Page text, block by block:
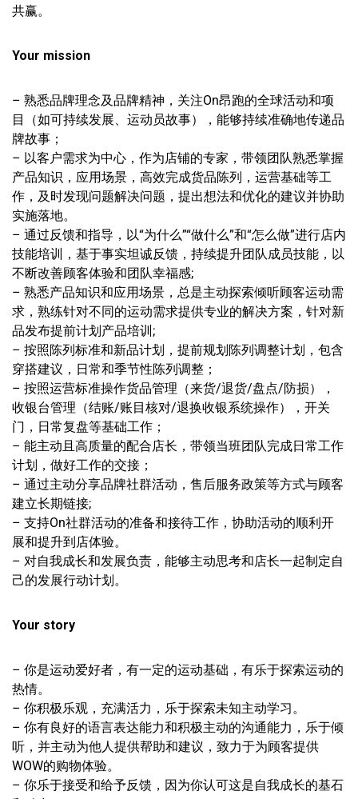
共赢。
Your mission
– 熟悉品牌理念及品牌精神，关注On昂跑的全球活动和项
目（如可持续发展、运动员故事），能够持续准确地传递品
牌故事；
– 以客户需求为中心，作为店铺的专家，带领团队熟悉掌握
产品知识，应用场景，高效完成货品陈列，运营基础等工
作，及时发现问题解决问题，提出想法和优化的建议并协助
实施落地。
– 通过反馈和指导，以“为什么”“做什么”和“怎么做”进行店内
技能培训，基于事实坦诚反馈，持续提升团队成员技能，以
不断改善顾客体验和团队幸福感;
– 熟悉产品知识和应用场景，总是主动探索倾听顾客运动需
求，熟练针对不同的运动需求提供专业的解决方案，针对新
品发布提前计划产品培训;
– 按照陈列标准和新品计划，提前规划陈列调整计划，包含
穿搭建议，日常和季节性陈列调整；
– 按照运营标准操作货品管理（来货/退货/盘点/防损），
收银台管理（结账/账目核对/退换收银系统操作），开关
门，日常复盘等基础工作；
– 能主动且高质量的配合店长，带领当班团队完成日常工作
计划，做好工作的交接；
– 通过主动分享品牌社群活动，售后服务政策等方式与顾客
建立长期链接;
– 支持On社群活动的准备和接待工作，协助活动的顺利开
展和提升到店体验。
– 对自我成长和发展负责，能够主动思考和店长一起制定自
己的发展行动计划。
Your story
– 你是运动爱好者，有一定的运动基础，有乐于探索运动的
热情。
– 你积极乐观，充满活力，乐于探索未知主动学习。
– 你有良好的语言表达能力和积极主动的沟通能力，乐于倾
听，并主动为他人提供帮助和建议，致力于为顾客提供
WOW的购物体验。
– 你乐于接受和给予反馈，因为你认可这是自我成长的基石